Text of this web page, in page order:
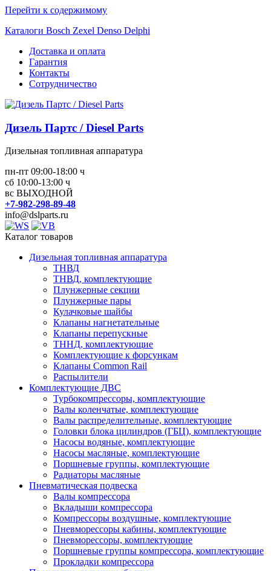
Перейти к содержимому
Каталоги Bosch Zexel Denso Delphi
Доставка и оплата
Гарантия
Контакты
Сотрудничество
Дизель Партс / Diesel Parts
Дизельная топливная аппаратура
пн-пт 09:00-18:00 ч
сб 10:00-13:00 ч
вс ВЫХОДНОЙ
+7-982-298-89-48
info@dslparts.ru
Каталог товаров
Дизельная топливная аппаратура
ТНВД
ТНВД, комплектующие
Плунжерные секции
Плунжерные пары
Кулачковые шайбы
Клапаны нагнетательные
Клапаны перепускные
ТННД, комплектующие
Комплектующие к форсункам
Клапаны Common Rail
Распылители
Комплектующие ДВС
Турбокомпрессоры, комплектующие
Валы коленчатые, комплектующие
Валы распределительные, комплектующие
Головки блока цилиндров (ГБЦ), комплектующие
Насосы водяные, комплектующие
Насосы масляные, комплектующие
Поршневые группы, комплектующие
Радиаторы масляные
Пневматическая подвеска
Валы компрессора
Вкладыши компрессора
Компрессоры воздушные, комплектующие
Пневморессоры кабины, комплектующие
Пневморессоры, комплектующие
Поршневые группы компрессора, комплектующие
Прокладки компрессора